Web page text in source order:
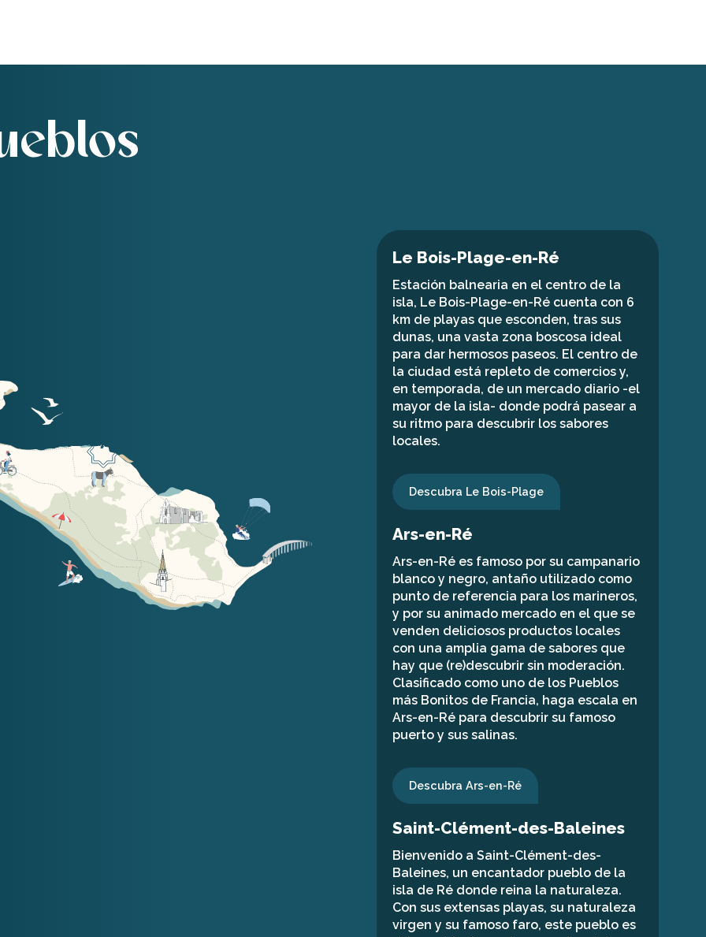
Le Bois-Plage-en-Ré
Estación balnearia en el centro de la
isla, Le Bois-Plage-en-Ré cuenta con 6
km de playas que esconden, tras sus
dunas, una vasta zona boscosa ideal
para dar hermosos paseos. El centro de
la ciudad está repleto de comercios y,
en temporada, de un mercado diario -el
mayor de la isla- donde podrá pasear a
su ritmo para descubrir los sabores
locales.
Descubra Le Bois-Plage
Ars-en-Ré
Ars-en-Ré es famoso por su campanario
blanco y negro, antaño utilizado como
punto de referencia para los marineros,
y por su animado mercado en el que se
venden deliciosos productos locales
con una amplia gama de sabores que
hay que (re)descubrir sin moderación.
Clasificado como uno de los Pueblos
más Bonitos de Francia, haga escala en
Ars-en-Ré para descubrir su famoso
puerto y sus salinas.
Descubra Ars-en-Ré
Saint-Clément-des-Baleines
Bienvenido a Saint-Clément-des-
Baleines, un encantador pueblo de la
isla de Ré donde reina la naturaleza.
Con sus extensas playas, su naturaleza
virgen y su famoso faro, este pueblo es